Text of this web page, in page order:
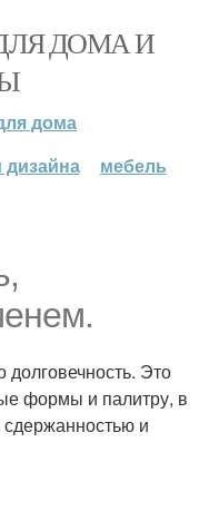
ДОМА И
дома
дизайна мебель
долговечность. Это
формы и палитру, в
сдержанностью и